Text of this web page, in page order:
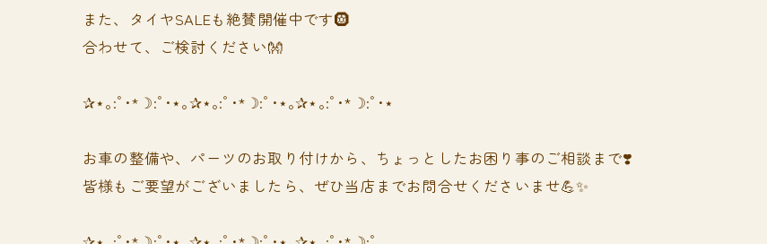
また、タイヤSALEも絶賛開催中です🛞
合わせて、ご検討ください👐
✰⋆｡:ﾟ･*☽:ﾟ･⋆｡✰⋆｡:ﾟ･*☽:ﾟ･⋆｡✰⋆｡:ﾟ･*☽:ﾟ･⋆
お車の整備や、パーツのお取り付けから、ちょっとしたお困り事のご相談まで❣️
皆様もご要望がございましたら、ぜひ当店までお問合せくださいませ💪✨